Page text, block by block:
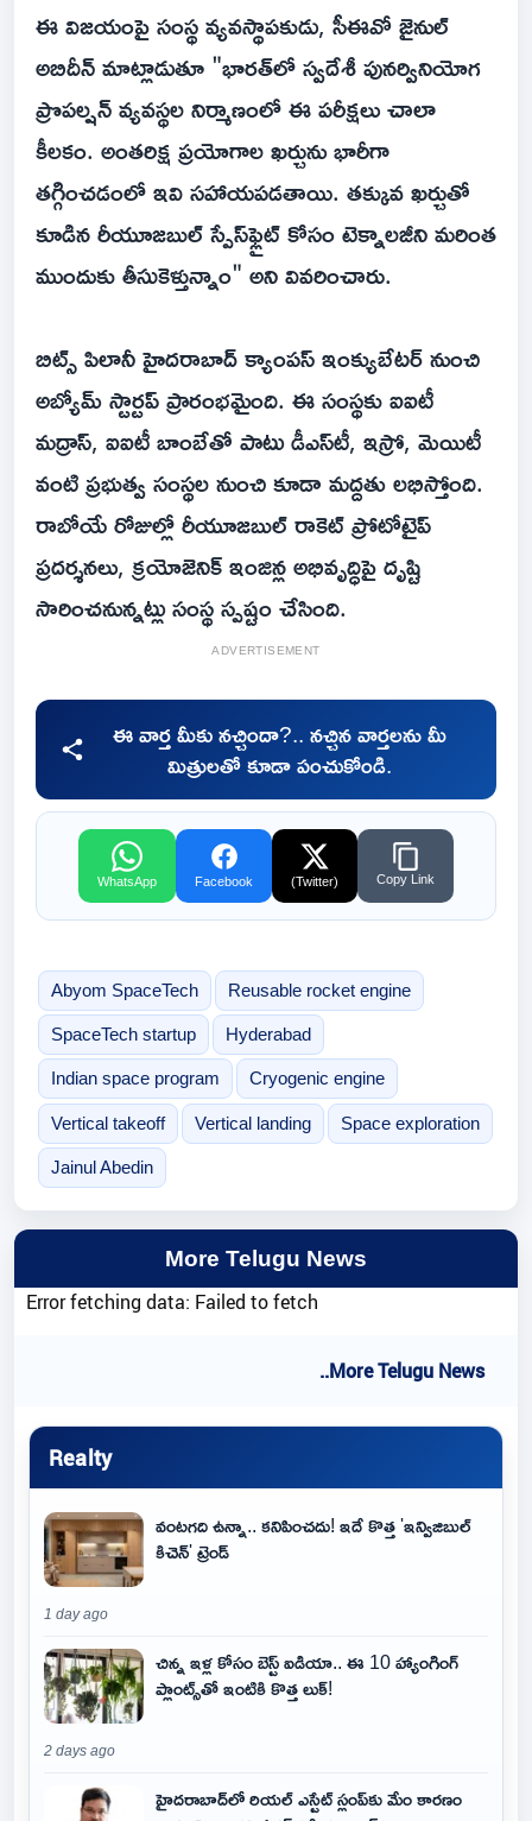
ఈ విజయంపై సంస్థ వ్యవస్థాపకుడు, సీఈవో జైనుల్
అబిదీన్ మాట్లాడుతూ "భారత్‌లో స్వదేశీ పునర్వినియోగ
ప్రొపల్షన్ వ్యవస్థల నిర్మాణంలో ఈ పరీక్షలు చాలా
కీలకం. అంతరిక్ష ప్రయోగాల ఖర్చును భారీగా
తగ్గించడంలో ఇవి సహాయపడతాయి. తక్కువ ఖర్చుతో
కూడిన రీయూజబుల్ స్పేస్‌ఫ్లైట్ కోసం టెక్నాలజీని మరింత
ముందుకు తీసుకెళ్తున్నాం" అని వివరించారు.
బిట్స్ పిలానీ హైదరాబాద్ క్యాంపస్ ఇంక్యుబేటర్ నుంచి
అబ్యోమ్ స్టార్టప్ ప్రారంభమైంది. ఈ సంస్థకు ఐఐటీ
మద్రాస్, ఐఐటీ బాంబేతో పాటు డీఎస్‌టీ, ఇస్రో, మెయిటీ
వంటి ప్రభుత్వ సంస్థల నుంచి కూడా మద్దతు లభిస్తోంది.
రాబోయే రోజుల్లో రీయూజబుల్ రాకెట్ ప్రోటోటైప్
ప్రదర్శనలు, క్రయోజెనిక్ ఇంజిన్ల అభివృద్ధిపై దృష్టి
సారించనున్నట్లు సంస్థ స్పష్టం చేసింది.
ADVERTISEMENT
ఈ వార్త మీకు నచ్చిందా?.. నచ్చిన వార్తలను మీ
మిత్రులతో కూడా పంచుకోండి.
WhatsApp Facebook (Twitter) Copy Link
Abyom SpaceTech Reusable rocket engine
SpaceTech startup Hyderabad
Indian space program Cryogenic engine
Vertical takeoff Vertical landing Space exploration
Jainul Abedin
More Telugu News
Error fetching data: Failed to fetch
..More Telugu News
Realty
వంటగది ఉన్నా.. కనిపించదు! ఇదే కొత్త 'ఇన్విజిబుల్
కిచెన్' ట్రెండ్
1 day ago
చిన్న ఇళ్ల కోసం బెస్ట్ ఐడియా.. ఈ 10 హ్యాంగింగ్
ప్లాంట్స్‌తో ఇంటికి కొత్త లుక్!
2 days ago
హైదరాబాద్‌లో రియల్ ఎస్టేట్ స్లంప్‌కు మేం కారణం